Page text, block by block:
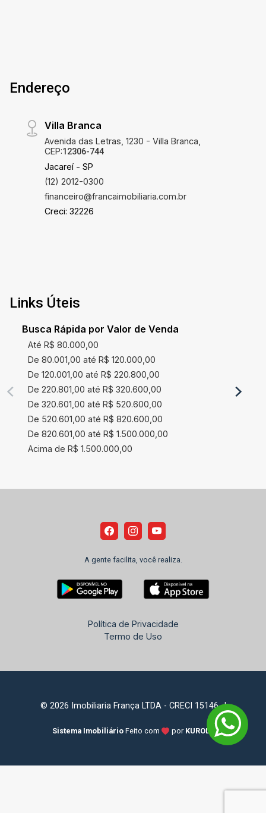
Endereço
Villa Branca
Avenida das Letras, 1230 - Villa Branca,
CEP:12306-744
Jacareí - SP
(12) 2012-0300
financeiro@francaimobiliaria.com.br
Creci: 32226
Links Úteis
Busca Rápida por Valor de Venda
Até R$ 80.000,00
De 80.001,00 até R$ 120.000,00
De 120.001,00 até R$ 220.800,00
De 220.801,00 até R$ 320.600,00
De 320.601,00 até R$ 520.600,00
De 520.601,00 até R$ 820.600,00
De 820.601,00 até R$ 1.500.000,00
Acima de R$ 1.500.000,00
A gente facilita, você realiza.
Política de Privacidade
Termo de Uso
© 2026 Imobiliaria França LTDA - CRECI 15146-J
Sistema Imobiliário Feito com por KUROLE